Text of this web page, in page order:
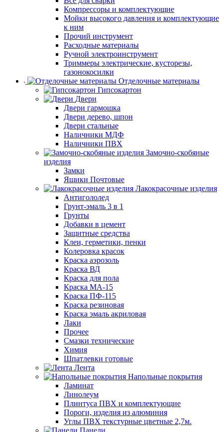
Компрессоры и комплектующие
Мойки высокого давления и комплектующие
к ним
Прочий инструмент
Расходные материалы
Ручной электроинструмент
Триммеры электрические, кусторезы,
газонокосилки
Отделочные материалы
Гипсокартон
Двери
Двери гармошка
Двери дерево, шпон
Двери стальные
Наличники МДФ
Наличники ПВХ
Замочно-скобяные
изделия
Замки
Ящики Почтовые
Лакокрасочные изделия
Антигололед
Грунт-эмаль 3 в 1
Грунты
Добавки в цемент
Защитные средства
Клеи, герметики, пенки
Колеровка красок
Краска аэрозоль
Краска ВД
Краска для пола
Краска МА-15
Краска ПФ-115
Краска резиновая
Краска эмаль акриловая
Лаки
Прочее
Смазки технические
Химия
Шпатлевки готовые
Лента
Напольные покрытия
Ламинат
Линолеум
Плинтуса ПВХ и комплектующие
Пороги, изделия из алюминия
Углы ПВХ текстурные цветные 2,7м.
Панели